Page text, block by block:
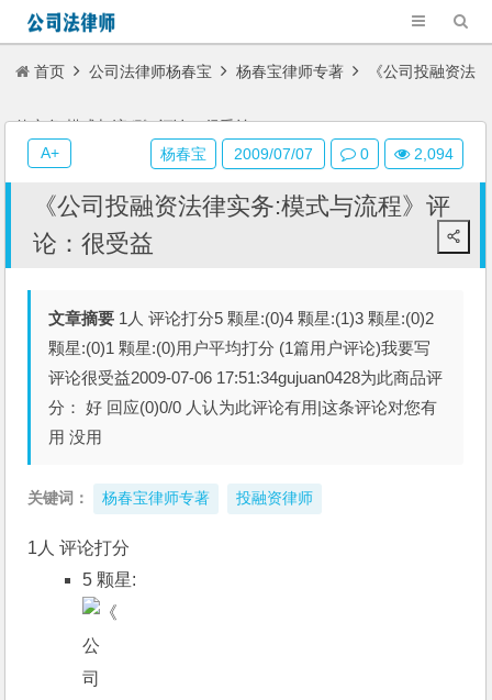
首页 公司法律师杨春宝 杨春宝律师专著 《公司投融资法
律实务:模式与流程》评论：很受益
《公司投融资法律实务:模式与流程》评
论：很受益
文章摘要 1人 评论打分5 颗星:(0)4 颗星:(1)3 颗星:(0)2
颗星:(0)1 颗星:(0)用户平均打分 (1篇用户评论)我要写
评论很受益2009-07-06 17:51:34gujuan0428为此商品评
分： 好 回应(0)0/0 人认为此评论有用|这条评论对您有
用 没用
关键词： 杨春宝律师专著 投融资律师
1人 评论打分
5 颗星:
杨春宝 2009/07/07 0 2,094
A+